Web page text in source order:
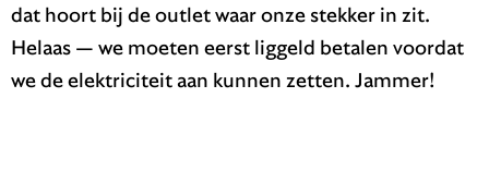
dat hoort bij de outlet waar onze stekker in zit.
Helaas — we moeten eerst liggeld betalen voordat
we de elektriciteit aan kunnen zetten. Jammer!